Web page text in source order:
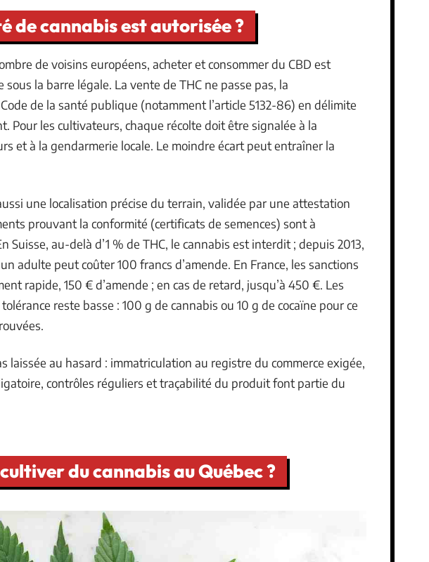
de cannabis est autorisée ?
de voisins européens, acheter et consommer du CBD est
sous la barre légale. La vente de THC ne passe pas, la
de la santé publique (notamment l’article 5132-86) en délimite
Pour les cultivateurs, chaque récolte doit être signalée à la
et à la gendarmerie locale. Le moindre écart peut entraîner la
une localisation précise du terrain, validée par une attestation
prouvant la conformité (certificats de semences) sont à
Suisse, au-delà d’1 % de THC, le cannabis est interdit ; depuis 2013,
adulte peut coûter 100 francs d’amende. En France, les sanctions
rapide, 150 € d’amende ; en cas de retard, jusqu’à 450 €. Les
reste basse : 100 g de cannabis ou 10 g de cocaïne pour ce
laissée au hasard : immatriculation au registre du commerce exigée,
contrôles réguliers et traçabilité du produit font partie du
du cannabis au Québec ?